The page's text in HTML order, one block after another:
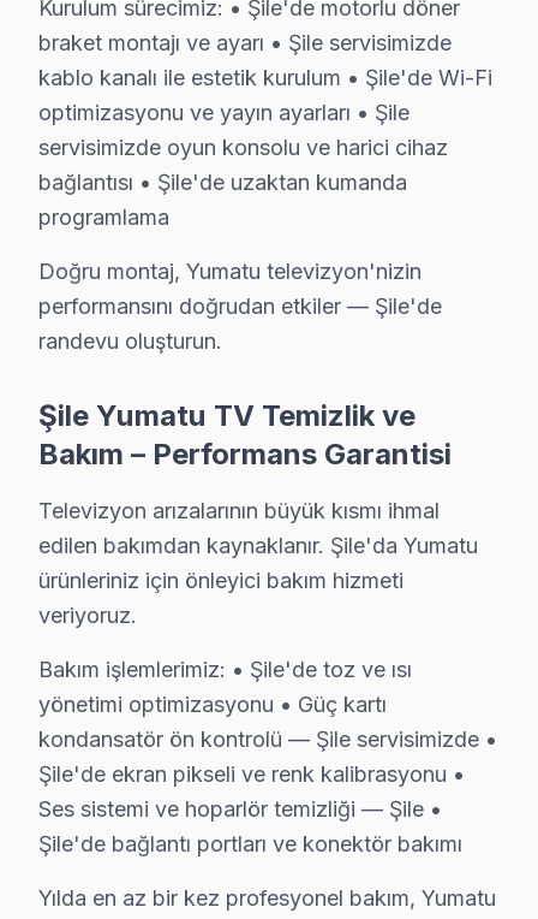
Darlık Mahallesi, yeni yapılanmaların artmasıyla
Doğancılı'da Yumatu TV Servisi
Doğancılı Mahallesi, çeşitli elektrik altyapı sorunları
Göksu'da Yumatu TV Servisi
Göksu Mahallesi, genellikle yeni yapılarla dolu
Hacıahmetli'de Yumatu TV Servisi
Hacıahmetli Mahallesi, genellikle eski yapıların
Karakiraz Mahallesi, son yıllarda yapılan modern
Kömürcüoda'da Yumatu TV Servisi
Kömürcüoda Mahallesi, çeşitli bina yaşları ve elektrik
Meşrutiyet'te Yumatu TV Servisi
Meşrutiyet Mahallesi, karışık bina yaşları ve
Ormanlı'da Yumatu TV Servisi
Ormanlı Mahallesi, yerleşik yapısı ile hem eski hem
Sahilköy'de Yumatu TV Servisi
Sahilköy Mahallesi, özellikle yaz aylarında
Satıköy'de Yumatu TV Servisi
Satıköy Mahallesi, zaman içinde gelişen bir yapıya
Kurulum sürecimiz: • Şile'de motorlu döner
braket montajı ve ayarı • Şile servisimizde
kablo kanalı ile estetik kurulum • Şile'de Wi-Fi
optimizasyonu ve yayın ayarları • Şile
servisimizde oyun konsolu ve harici cihaz
bağlantısı • Şile'de uzaktan kumanda
programlama
Doğru montaj, Yumatu televizyon'nizin
performansını doğrudan etkiler — Şile'de
randevu oluşturun.
Şile Yumatu TV Temizlik ve
Bakım – Performans Garantisi
Televizyon arızalarının büyük kısmı ihmal
edilen bakımdan kaynaklanır. Şile'da Yumatu
ürünleriniz için önleyici bakım hizmeti
veriyoruz.
Bakım işlemlerimiz: • Şile'de toz ve ısı
yönetimi optimizasyonu • Güç kartı
kondansatör ön kontrolü — Şile servisimizde •
Şile'de ekran pikseli ve renk kalibrasyonu •
Ses sistemi ve hoparlör temizliği — Şile •
Şile'de bağlantı portları ve konektör bakımı
Yılda en az bir kez profesyonel bakım, Yumatu